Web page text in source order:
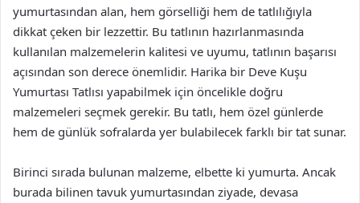
yumurtasından alan, hem görselliği hem de tatlılığıyla
dikkat çeken bir lezzettir. Bu tatlının hazırlanmasında
kullanılan malzemelerin kalitesi ve uyumu, tatlının başarısı
açısından son derece önemlidir. Harika bir Deve Kuşu
Yumurtası Tatlısı yapabilmek için öncelikle doğru
malzemeleri seçmek gerekir. Bu tatlı, hem özel günlerde
hem de günlük sofralarda yer bulabilecek farklı bir tat sunar.
Birinci sırada bulunan malzeme, elbette ki yumurta. Ancak
burada bilinen tavuk yumurtasından ziyade, devasa